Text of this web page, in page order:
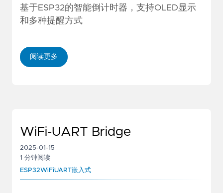
基于ESP32的智能倒计时器，支持OLED显示
和多种提醒方式
阅读更多
WiFi-UART Bridge
2025-01-15
1 分钟阅读
ESP32WiFiUART嵌入式